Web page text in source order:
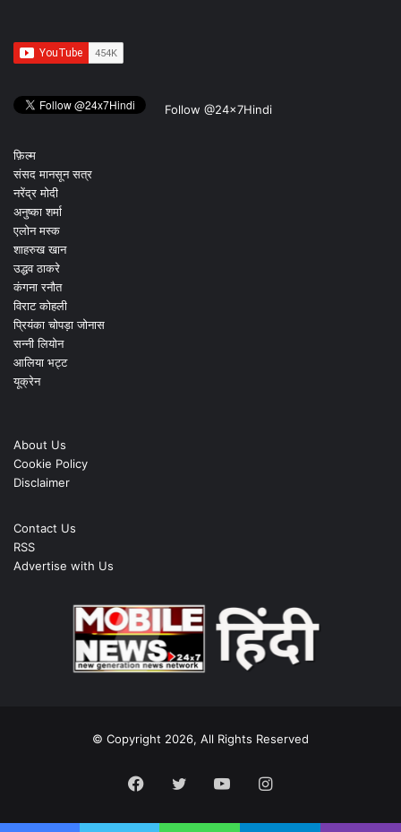
Follow @24x7Hindi
फ़िल्म
संसद मानसून सत्र
नरेंद्र मोदी
अनुष्का शर्मा
एलोन मस्क
शाहरुख खान
उद्धव ठाकरे
कंगना रनौत
विराट कोहली
प्रियंका चोपड़ा जोनास
सन्नी लियोन
आलिया भट्ट
यूक्रेन
About Us
Cookie Policy
Disclaimer
Contact Us
RSS
Advertise with Us
© Copyright 2026, All Rights Reserved
Facebook
TwitterYouTubeInstagram